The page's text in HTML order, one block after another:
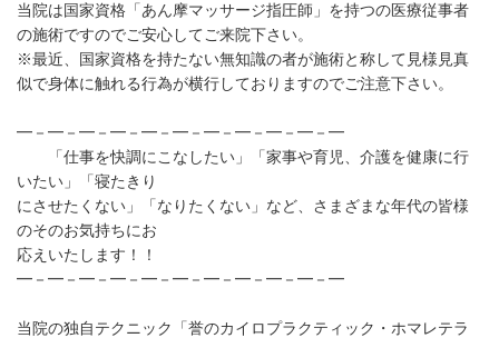
当院は国家資格「あん摩マッサージ指圧師」を持つの医療従事者
の施術ですのでご安心してご来院下さい。
※最近、国家資格を持たない無知識の者が施術と称して見様見真
似で身体に触れる行為が横行しておりますのでご注意下さい。
━－━－━－━－━－━－━－━－━－━－━
「仕事を快調にこなしたい」「家事や育児、介護を健康に行
いたい」「寝たきり
にさせたくない」「なりたくない」など、さまざまな年代の皆様
のそのお気持ちにお
応えいたします！！
━－━－━－━－━－━－━－━－━－━－━
当院の独自テクニック「誉のカイロプラクティック・ホマレテラ